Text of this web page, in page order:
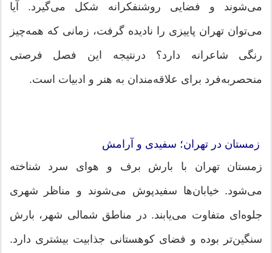
می‌شوند و فضایی روشنفکرانه شکل می‌گیرد. آیا
می‌توان تهران پاییزی را نادیده گرفت، زمانی که همه‌چیز
رنگی شاعرانه دارد؟ درنتیجه این فصل فرصتی
منحصربه‌فرد برای علاقه‌مندان به هنر و ادبیات است.
زمستان در تهران؛ سفیدی و آرامش
زمستان تهران با بارش برف و هوای سرد شناخته
می‌شود. خیابان‌ها سفیدپوش می‌شوند و مناظر شهری
جلوه‌ای متفاوت می‌یابند. در مناطق شمالی شهر، بارش
سنگین‌تر بوده و فضای کوهستانی جذابیت بیشتری دارد.